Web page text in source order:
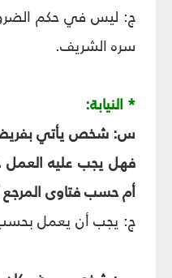
ج: ليس في حكم
سره الشريف.
* النيابة:
س: شخص يأتي
فهل يجب عليه العمل
أم حسب فتاوى المرجع
ج: يجب أن يعمل